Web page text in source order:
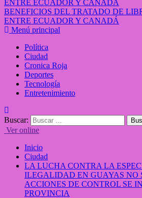
BENEFICIOS DEL TRATADO DE
ENTRE ECUADOR Y CANADÁ
Menú principal
Política
Ciudad
Cronica Roja
Deportes
Tecnología
Entretenimiento
Buscar:
Ver online
Inicio
Ciudad
LA LUCHA CONTRA LA
ILEGALIDAD EN GUAYAS NO
ACCIONES DE CONTROL SE
PROVINCIA